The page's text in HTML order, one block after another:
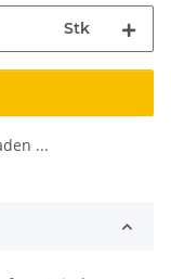
Stk
...